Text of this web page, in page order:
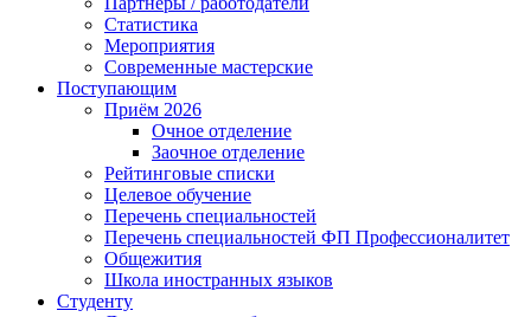
Статистика
Мероприятия
Современные мастерские
Поступающим
Приём 2026
Очное отделение
Заочное отделение
Рейтинговые списки
Целевое обучение
Перечень специальностей
Перечень специальностей ФП Профессионалитет
Общежития
Школа иностранных языков
Студенту